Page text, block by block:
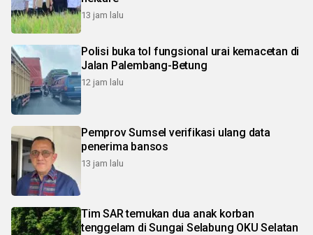
13 jam lalu
Polisi buka tol fungsional urai kemacetan di
Jalan Palembang-Betung
12 jam lalu
Pemprov Sumsel verifikasi ulang data
penerima bansos
13 jam lalu
Tim SAR temukan dua anak korban
tenggelam di Sungai Selabung OKU Selatan